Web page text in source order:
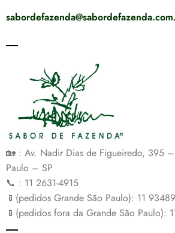
🏡 : Av. Nadir Dias de Figueiredo, 395
Paulo – SP
📞 : 11 2631-4915
📱(pedidos Grande São Paulo): 11
📱(pedidos fora da Grande São Paulo):